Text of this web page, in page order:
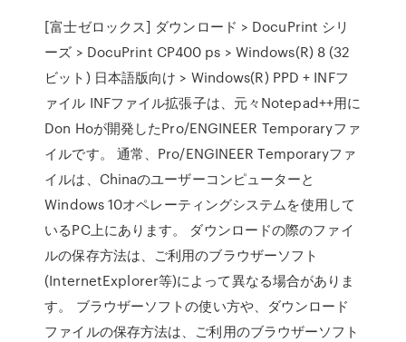
[富士ゼロックス] ダウンロード > DocuPrint シリ
ーズ > DocuPrint CP400 ps > Windows(R) 8 (32
ビット) 日本語版向け > Windows(R) PPD + INFフ
ァイル INFファイル拡張子は、元々Notepad++用に
Don Hoが開発したPro/ENGINEER Temporaryファ
イルです。 通常、Pro/ENGINEER Temporaryファ
イルは、Chinaのユーザーコンピューターと
Windows 10オペレーティングシステムを使用して
いるPC上にあります。 ダウンロードの際のファイ
ルの保存方法は、ご利用のブラウザーソフト
(InternetExplorer等)によって異なる場合がありま
す。 ブラウザーソフトの使い方や、ダウンロード
ファイルの保存方法は、ご利用のブラウザーソフト